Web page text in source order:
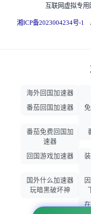
互联网虚拟专
湘ICP备2023004234号-1
海外回国加速器
番茄回国加速器
番茄免费回国加
速器
回国游戏加速器
国外什么加速器
玩暗黑破坏神